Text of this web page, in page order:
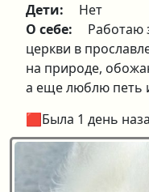
Дети:
Нет
О себе:
Работаю
церкви в
на природе,
а еще люблю петь
🟥Была 1 день